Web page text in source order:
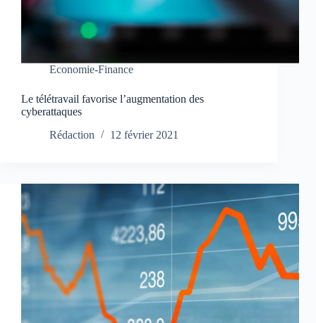
Economie-Finance
Le télétravail favorise l’augmentation des
cyberattaques
Rédaction
12 février 2021